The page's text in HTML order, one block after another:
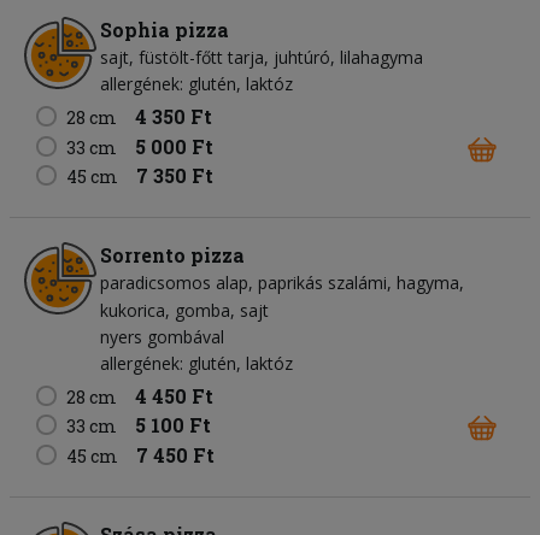
Sophia pizza
sajt füstölt-főtt tarja juhtúró lilahagyma
allergének: glutén, laktóz
28 cm
4 350 Ft
33 cm 5 000 Ft
45 cm 7 350 Ft
Sorrento pizza
paradicsomos alap paprikás szalámi hagyma
kukorica gomba sajt
nyers gombával
allergének: glutén, laktóz
28 cm
4 450 Ft
33 cm 5 100 Ft
45 cm 7 450 Ft